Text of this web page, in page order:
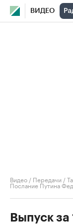
ВИДЕО
Видео / Передачи /
Послание Путина
Выпуск за